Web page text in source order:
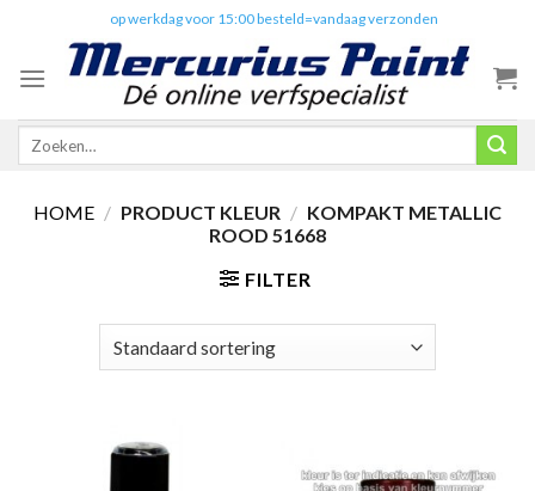
content
op werkdag voor 15:00 besteld=vandaag verzonden
Zoeken
HOME / PRODUCT KLEUR / KOMPAKT METALLIC
ROOD 51668
FILTER